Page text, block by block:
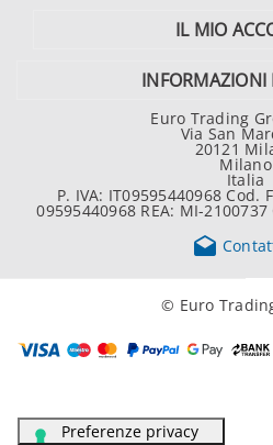
IL MIO
INFORMAZIONI
Euro Trading
Via San
20121
Milano
Italia
P. IVA: IT09595440968 Cod.
09595440968 REA: MI-

© Euro